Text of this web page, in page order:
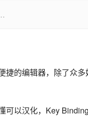
捷的编辑器，除了众
可以汉化，Key